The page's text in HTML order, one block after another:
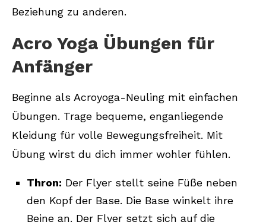
Beziehung zu anderen.
Acro Yoga Übungen für
Anfänger
Beginne als Acroyoga-Neuling mit einfachen
Übungen. Trage bequeme, enganliegende
Kleidung für volle Bewegungsfreiheit. Mit
Übung wirst du dich immer wohler fühlen.
Thron: Der Flyer stellt seine Füße neben
den Kopf der Base. Die Base winkelt ihre
Beine an. Der Flyer setzt sich auf die